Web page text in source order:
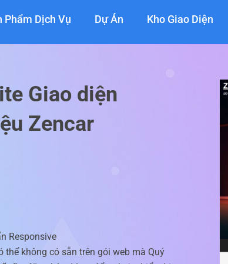
Phẩm Dịch Vụ Dự Án Kho Giao Diện
Giao diện
Zencar
Responsive
không có sẵn trên gói web mà Quý